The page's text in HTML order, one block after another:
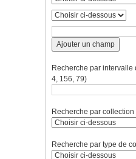
Ajouter un champ
Recherche par
4, 156, 79)
Recherche par collection
Recherche par type de